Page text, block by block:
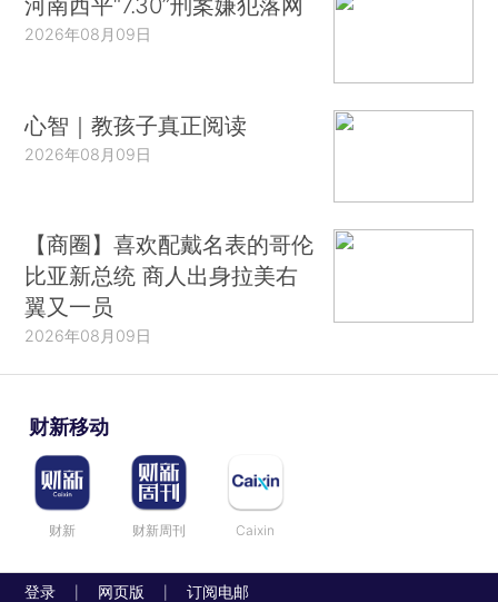
2026年08月09日
心智｜教孩子真正阅读
2026年08月09日
【商圈】喜欢配戴名表的哥伦
比亚新总统 商人出身拉美右
翼又一员
2026年08月09日
财新移动
财新 财新周刊 Caixin
登录 网页版 订阅电邮